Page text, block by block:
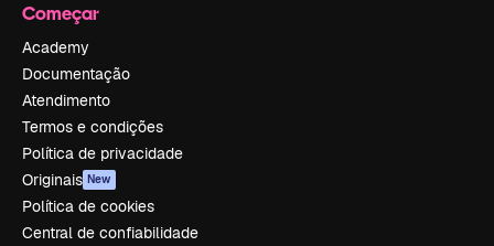
Começar
Academy
Documentação
Atendimento
Termos e condições
Política de privacidade
Originais New
Política de cookies
Central de confiabilidade